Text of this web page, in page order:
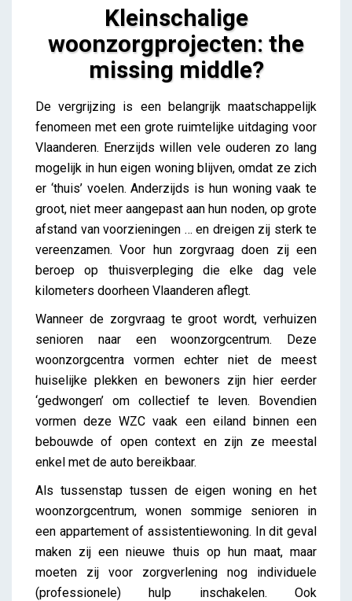
Kleinschalige
woonzorgprojecten: the
missing middle?
Kleinschalige woonzorgprojecten: the missing
middle?
De vergrijzing is een belangrijk maatschappelijk
fenomeen met een grote ruimtelijke uitdaging voor
Vlaanderen. Enerzijds willen vele ouderen zo lang
mogelijk in hun eigen woning blijven, omdat ze zich
er ‘thuis’ voelen. Anderzijds is hun woning vaak te
groot, niet meer aangepast aan hun noden, op grote
afstand van voorzieningen … en dreigen zij sterk te
vereenzamen. Voor hun zorgvraag doen zij een
beroep op thuisverpleging die elke dag vele
kilometers doorheen Vlaanderen aflegt.
Wanneer de zorgvraag te groot wordt, verhuizen
senioren naar een woonzorgcentrum. Deze
woonzorgcentra vormen echter niet de meest
huiselijke plekken en bewoners zijn hier eerder
‘gedwongen’ om collectief te leven. Bovendien
vormen deze WZC vaak een eiland binnen een
bebouwde of open context en zijn ze meestal
enkel met de auto bereikbaar.
Als tussenstap tussen de eigen woning en het
woonzorgcentrum, wonen sommige senioren in
een appartement of assistentiewoning. In dit geval
maken zij een nieuwe thuis op hun maat, maar
moeten zij voor zorgverlening nog individuele
(professionele) hulp inschakelen. Ook